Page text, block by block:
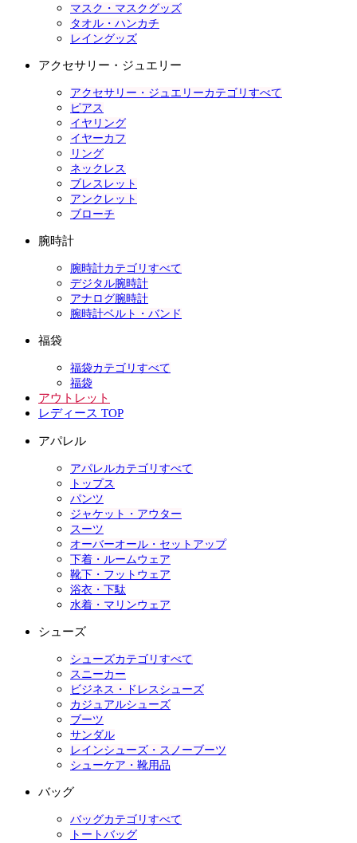
マスク・マスクグッズ
タオル・ハンカチ
レイングッズ
アクセサリー・ジュエリー
アクセサリー・ジュエリーカテゴリすべて
ピアス
イヤリング
イヤーカフ
リング
ネックレス
ブレスレット
アンクレット
ブローチ
腕時計
腕時計カテゴリすべて
デジタル腕時計
アナログ腕時計
腕時計ベルト・バンド
福袋
福袋カテゴリすべて
福袋
アウトレット
レディース TOP
アパレル
アパレルカテゴリすべて
トップス
パンツ
ジャケット・アウター
スーツ
オーバーオール・セットアップ
下着・ルームウェア
靴下・フットウェア
浴衣・下駄
水着・マリンウェア
シューズ
シューズカテゴリすべて
スニーカー
ビジネス・ドレスシューズ
カジュアルシューズ
ブーツ
サンダル
レインシューズ・スノーブーツ
シューケア・靴用品
バッグ
バッグカテゴリすべて
トートバッグ